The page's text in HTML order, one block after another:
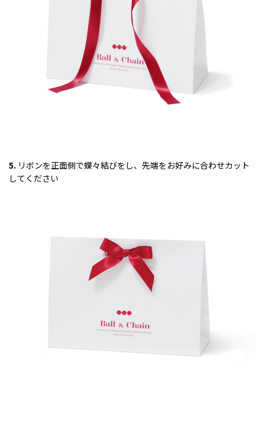
5. リボンを正面側で蝶々結びをし、先端をお好みに合わせカット
してください